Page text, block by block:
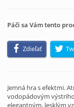
Páči sa Vám tento
Zdieľať
Jemná hra s efektmi.
vodopádovým
elegantným, lesklým